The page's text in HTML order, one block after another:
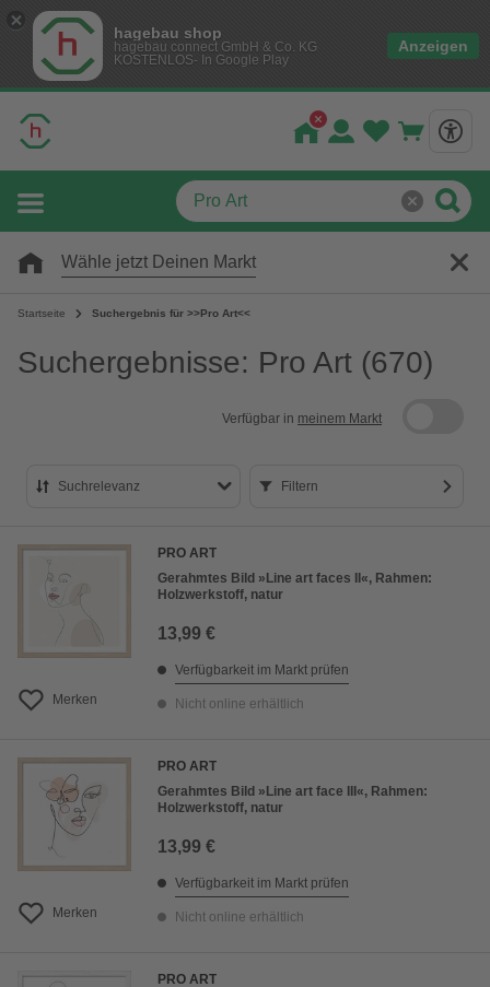
hagebau shop
hagebau connect GmbH & Co. KG
KOSTENLOS- In Google Play
Anzeigen
Wähle jetzt Deinen Markt
Startseite Suchergebnis für >>Pro Art<<
Suchergebnisse: Pro Art (670)
Verfügbar in meinem Markt
Suchrelevanz
Preis aufsteigend
Preis absteigend
Filtern
Merken
PRO ART
Gerahmtes Bild »Line art faces II«, Rahmen:
Holzwerkstoff, natur
13,99 €
Verfügbarkeit im Markt prüfen
Nicht online erhältlich
Merken
PRO ART
Gerahmtes Bild »Line art face III«, Rahmen:
Holzwerkstoff, natur
13,99 €
Verfügbarkeit im Markt prüfen
Nicht online erhältlich
PRO ART